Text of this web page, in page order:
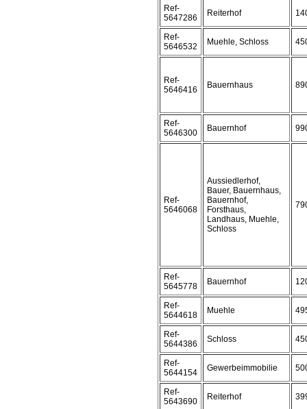
Ref-
5647286
Reiterhof
Ref-
5646532
Muehle, Schloss
Ref-
5646416
Bauernhaus
Ref-
5646300
Bauernhof
Ref-
5646068
Aussiedlerhof,
Bauer, Bauernhaus,
Bauernhof,
Forsthaus,
Landhaus, Muehle,
Schloss
Ref-
5645778
Bauernhof
Ref-
5644618
Muehle
Ref-
5644386
Schloss
Ref-
5644154
Gewerbeimmobilie
Ref-
5643690
Reiterhof